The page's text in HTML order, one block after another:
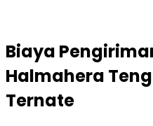
Biaya
Halmahera
Ternate